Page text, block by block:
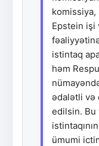
Epstein işi
istintaq
həm
ədalətli və
edilsin. Bu
ümumi